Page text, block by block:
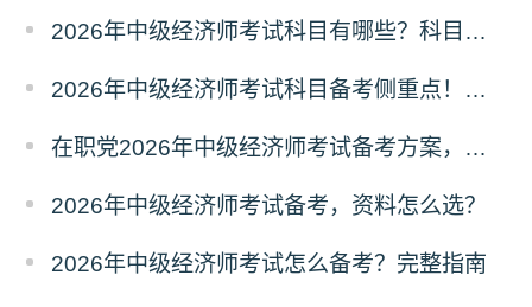
2026年中级经济师考试科目有哪些？科目介绍
2026年中级经济师考试科目备考侧重点！分清主次
在职党2026年中级经济师考试备考方案，碎片化学习
2026年中级经济师考试备考，资料怎么选？
2026年中级经济师考试怎么备考？完整指南